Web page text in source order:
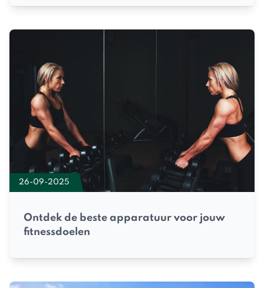
26-09-2025
Ontdek de beste apparatuur voor jouw
fitnessdoelen